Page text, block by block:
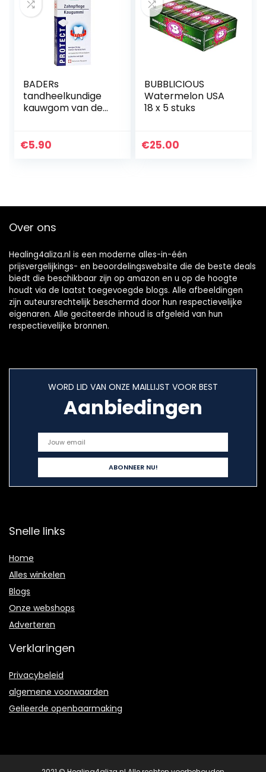
BADERs
tandheelkundige
kauwgom van de
xylitol, 20
€5.90
BUBBLICIOUS
Watermelon USA
18 x 5 stuks
€25.00
Over ons
Healing4aliza.nl is een moderne alles-in-één
prijsvergelijkings- en beoordelingswebsite die de beste deals
biedt die beschikbaar zijn op amazon en u op de hoogte
houdt via de laatst toegevoegde blogs. Alle afbeeldingen
zijn auteursrechtelijk beschermd door hun respectievelijke
eigenaren. Alle geciteerde inhoud is afgeleid van hun
respectievelijke bronnen.
WORD LID VAN ONZE MAILLIJST VOOR BEST
Aanbiedingen
Snelle links
Home
Alles winkelen
Blogs
Onze webshops
Adverteren
Verklaringen
Privacybeleid
algemene voorwaarden
Gelieerde openbaarmaking